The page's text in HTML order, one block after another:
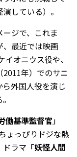
している）。
ジで、これま
、最近では映画
オニウス役や、
2011年）でのサニ
外国人役を演じ
働基準監督官」
ょっぴりドジな熱
ラマ「妖怪人間